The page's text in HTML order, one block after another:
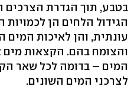
בטבע, תוך הגדרת הצרכים
הגידול הלחים הן
עונתית, והן לאיכות המים
והצומח בהם. הקצאות מים
המים – בדומה לכל שאר
לצרכני המים השונים.